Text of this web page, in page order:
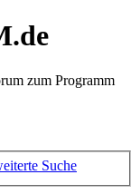
zum Programm
Suche